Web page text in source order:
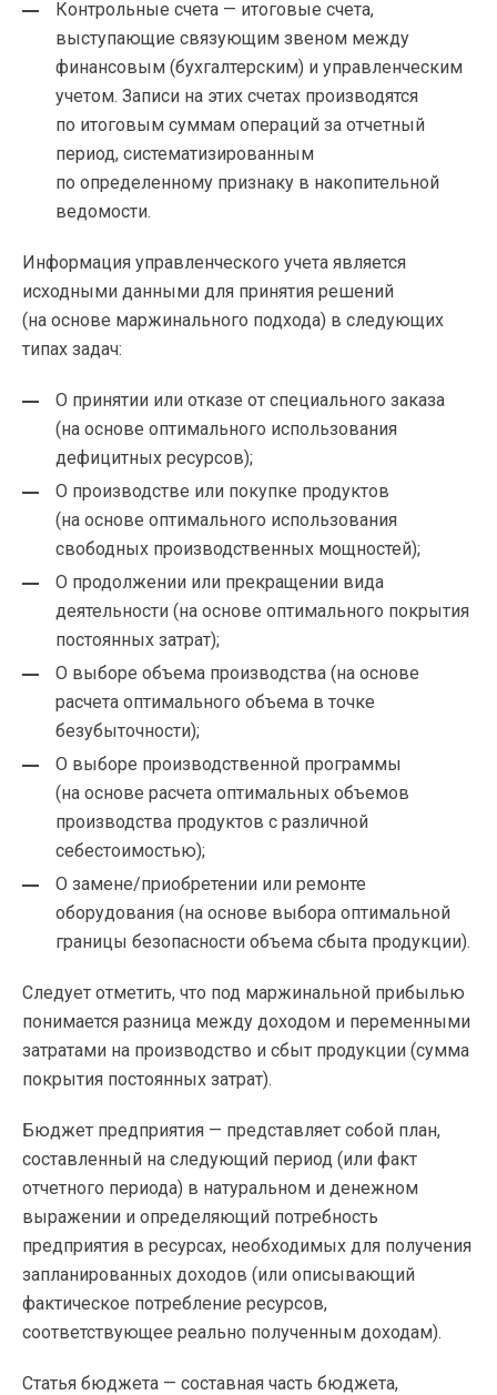
Контрольные счета — итоговые счета,
выступающие связующим звеном между
финансовым (бухгалтерским) и управленческим
учетом. Записи на этих счетах производятся
по итоговым суммам операций за отчетный
период, систематизированным
по определенному признаку в накопительной
ведомости.
Информация управленческого учета является
исходными данными для принятия решений
(на основе маржинального подхода) в следующих
типах задач:
О принятии или отказе от специального заказа
(на основе оптимального использования
дефицитных ресурсов);
О производстве или покупке продуктов
(на основе оптимального использования
свободных производственных мощностей);
О продолжении или прекращении вида
деятельности (на основе оптимального покрытия
постоянных затрат);
О выборе объема производства (на основе
расчета оптимального объема в точке
безубыточности);
О выборе производственной программы
(на основе расчета оптимальных объемов
производства продуктов с различной
себестоимостью);
О замене/приобретении или ремонте
оборудования (на основе выбора оптимальной
границы безопасности объема сбыта продукции).
Следует отметить, что под маржинальной прибылью
понимается разница между доходом и переменными
затратами на производство и сбыт продукции (сумма
покрытия постоянных затрат).
Бюджет предприятия — представляет собой план,
составленный на следующий период (или факт
отчетного периода) в натуральном и денежном
выражении и определяющий потребность
предприятия в ресурсах, необходимых для получения
запланированных доходов (или описывающий
фактическое потребление ресурсов,
соответствующее реально полученным доходам).
Статья бюджета — составная часть бюджета,